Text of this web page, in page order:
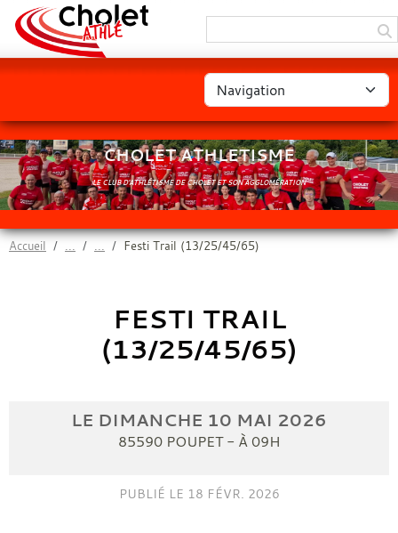
CHOLET ATHLETISME
LE CLUB D'ATHLÉTISME DE CHOLET ET SON AGGLOMÉRATION
Accueil Festi Trail (13/25/45/65)
FESTI TRAIL
(13/25/45/65)
LE DIMANCHE 10 MAI 2026
85590 POUPET - À 09H
PUBLIÉ LE 18 FÉVR. 2026
Panneau de gestion des cookies